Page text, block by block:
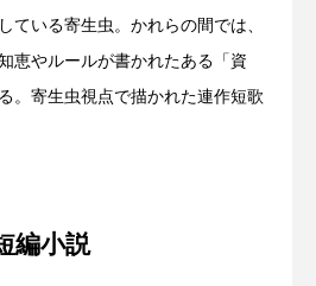
ている寄生虫。かれらの間では、
恵やルールが書かれたある「資
。寄生虫視点で描かれた連作短歌
編小説